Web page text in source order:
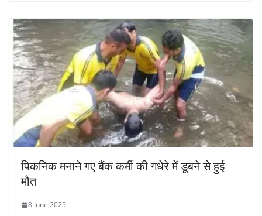
पिकनिक मनाने गए बैंक कर्मी की गधेरे में डूबने से हुई
मौत
8 June 2025